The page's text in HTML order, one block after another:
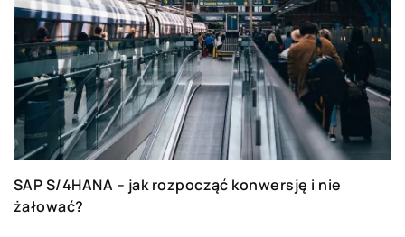
SAP S/4HANA – jak rozpocząć konwersję i nie
żałować?